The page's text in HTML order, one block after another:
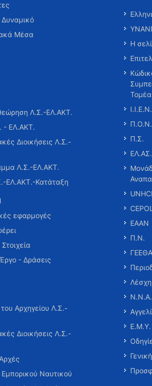
Μέσα
Λ.Σ.-ΕΛ.ΑΚΤ.
- ΕΛ.ΑΚΤ.
Διοικήσεις Λ.Σ.-
Λ.Σ.-ΕΛ.ΑΚΤ.
ΕΛ.ΑΚΤ.-Κατάταξη
εφαρμογές
- Δράσεις
Αρχηγείου Λ.Σ.-
Διοικήσεις Λ.Σ.-
Ναυτικού
Η
Τομέα
Ι.Ι.Ε.Ν.
Π.Ο.Ν.
Π.Σ.
ΕΛ.ΑΣ.
CEPOL
ΕΑΑΝ
Π.Ν.
ΓΕΕΘΑ
Ν.Ν.Α.
Ε.Μ.Υ.